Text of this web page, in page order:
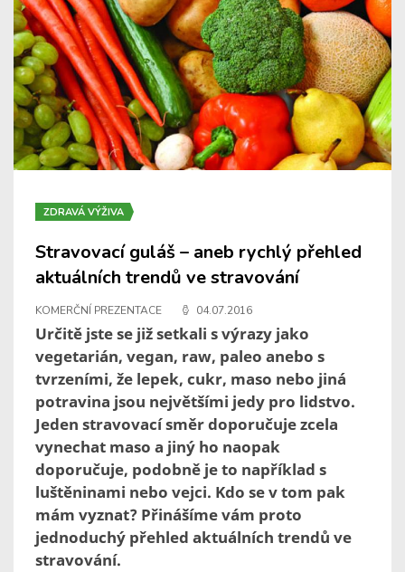
ZDRAVÁ VÝŽIVA
Stravovací guláš – aneb rychlý přehled
aktuálních trendů ve stravování
KOMERČNÍ PREZENTACE 04.07.2016
Určitě jste se již setkali s výrazy jako
vegetarián, vegan, raw, paleo anebo s
tvrzeními, že lepek, cukr, maso nebo jiná
potravina jsou největšími jedy pro lidstvo.
Jeden stravovací směr doporučuje zcela
vynechat maso a jiný ho naopak
doporučuje, podobně je to například s
luštěninami nebo vejci. Kdo se v tom pak
mám vyznat? Přinášíme vám proto
jednoduchý přehled aktuálních trendů ve
stravování.